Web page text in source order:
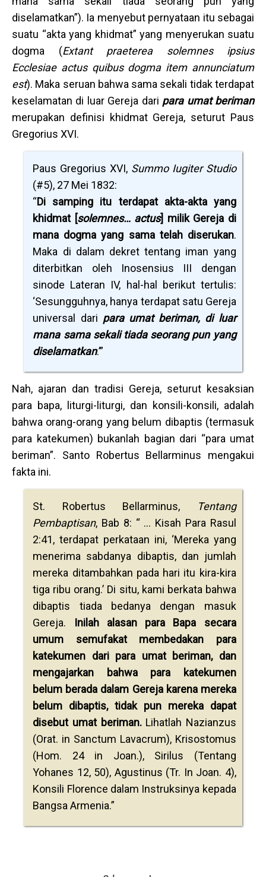
diselamatkan”). Ia menyebut pernyataan itu sebagai
suatu “akta yang khidmat” yang menyerukan suatu
dogma (Extant praeterea solemnes ipsius
Ecclesiae actus quibus dogma item annunciatum
est). Maka seruan bahwa sama sekali tidak terdapat
keselamatan di luar Gereja dari para umat beriman
merupakan definisi khidmat Gereja, seturut Paus
Gregorius XVI.
Paus Gregorius XVI, Summo Iugiter Studio
(#5), 27 Mei 1832:
“Di samping itu terdapat akta-akta yang
khidmat [solemnes… actus] milik Gereja di
mana dogma yang sama telah diserukan.
Maka di dalam dekret tentang iman yang
diterbitkan oleh Inosensius III dengan
sinode Lateran IV, hal-hal berikut tertulis:
‘Sesungguhnya, hanya terdapat satu Gereja
universal dari para umat beriman, di luar
mana sama sekali tiada seorang pun yang
diselamatkan.’”
Nah, ajaran dan tradisi Gereja, seturut kesaksian
para bapa, liturgi-liturgi, dan konsili-konsili, adalah
bahwa orang-orang yang belum dibaptis (termasuk
para katekumen) bukanlah bagian dari “para umat
beriman”. Santo Robertus Bellarminus mengakui
fakta ini.
St. Robertus Bellarminus,
Tentang
Pembaptisan, Bab 8: “ … Kisah Para Rasul
2:41, terdapat perkataan ini, ‘Mereka yang
menerima sabdanya dibaptis, dan jumlah
mereka ditambahkan pada hari itu kira-kira
tiga ribu orang.’ Di situ, kami berkata bahwa
dibaptis tiada bedanya dengan masuk
Gereja.
Inilah alasan para Bapa secara
umum semufakat membedakan para
katekumen dari para umat beriman, dan
mengajarkan bahwa para katekumen
belum berada dalam Gereja karena mereka
belum dibaptis, tidak pun mereka dapat
disebut umat beriman. Lihatlah Nazianzus
(Orat. in Sanctum Lavacrum), Krisostomus
(Hom. 24 in Joan.), Sirilus (Tentang
Yohanes 12, 50), Agustinus (Tr. In Joan. 4),
Konsili Florence dalam Instruksinya kepada
Bangsa Armenia.”